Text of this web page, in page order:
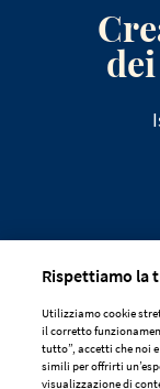
Rispettiamo la
Utilizziamo cookie
il corretto
tutto”, accetti che noi
simili per offrirti
visualizzazione di